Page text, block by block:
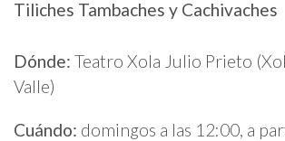
Tiliches Tambaches y Cachivaches
Dónde: Teatro Xola Julio Prieto
Valle)
Cuándo: domingos a las 12:00, a